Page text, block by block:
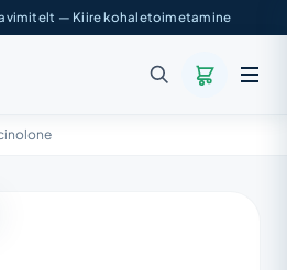
— Kiire kohaletoimetamine